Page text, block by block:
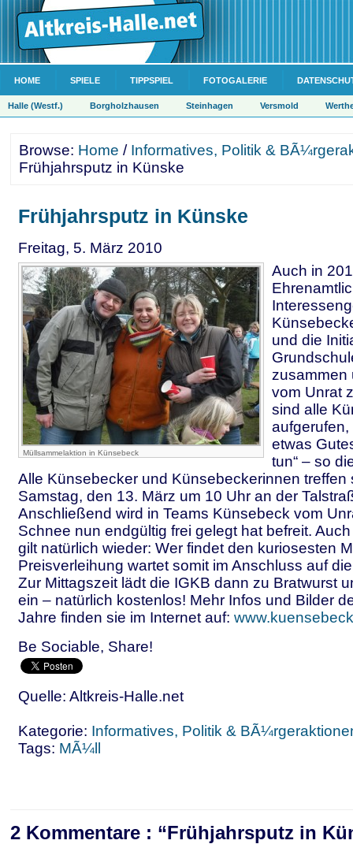
HOME SPIELE TIPPSPIEL FOTOGALERIE
Halle (Westf.) Borgholzhausen Steinhagen Versmold
Browse: Home / Informatives, Politik &
Frühjahrsputz in Künske
Frühjahrsputz in Künske
Freitag, 5. März 2010
Müllsammelaktion in Künsebeck
Auch in
und die
zusammen
vom Unrat
sind alle
aufgerufen,
etwas
tun“ – so
Alle Künsebecker und Künsebeckerinnen treffen
Samstag, den 13. März um 10 Uhr an der
Anschließend wird in Teams Künsebeck vom
Schnee nun endgültig frei gelegt hat befreit.
gilt natürlich wieder: Wer findet den kuriosesten
Preisverleihung wartet somit im Anschluss auf
Zur Mittagszeit lädt die IGKB dann zu Bratwurst
ein – natürlich kostenlos! Mehr Infos und Bilder
Jahre finden sie im Internet auf:
Be Sociable, Share!
Quelle: Altkreis-Halle.net
Kategorie: Informatives, Politik &
Tags: MÃ¼ll
2 Kommentare : “Frühjahrsputz in